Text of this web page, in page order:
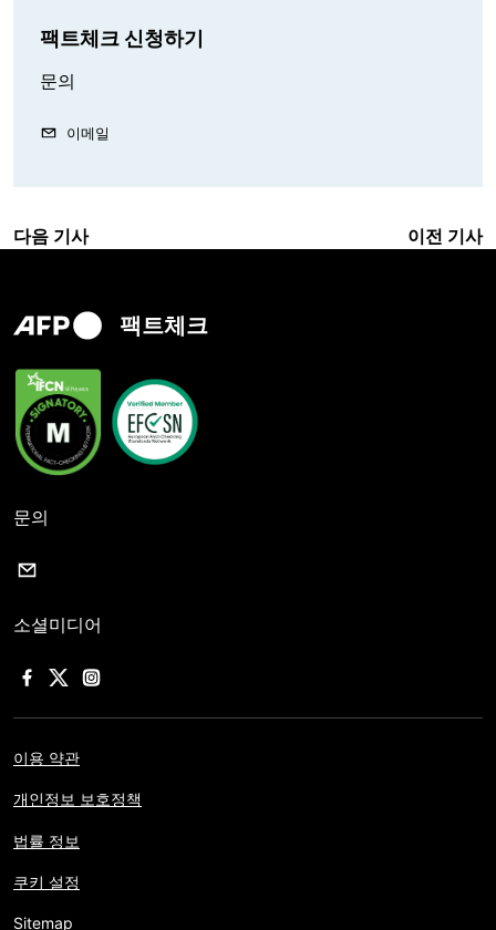
팩트체크 신청하기
문의
이메일
다음 기사 이전 기사
팩트체크
문의
소셜미디어
이용 약관
개인정보 보호정책
법률 정보
쿠키 설정
Sitemap